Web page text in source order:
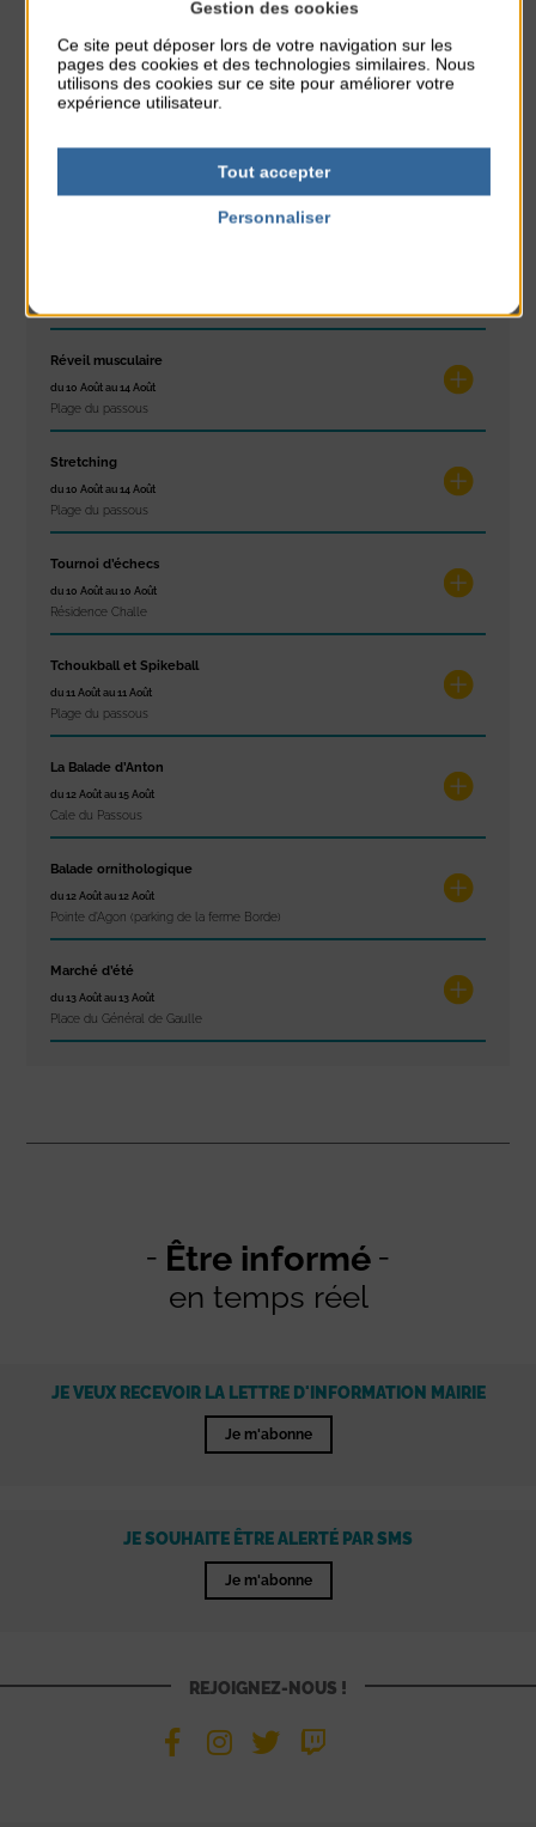
Glisse & Environnement
du 9 Août au 9 Août
Place du Général de Gaulle
Réveil musculaire
du 10 Août au 14 Août
Plage du passous
Stretching
du 10 Août au 14 Août
Plage du passous
Tournoi d’échecs
du 10 Août au 10 Août
Résidence Challe
Tchoukball et Spikeball
du 11 Août au 11 Août
Plage du passous
La Balade d’Anton
du 12 Août au 15 Août
Cale du Passous
Balade ornithologique
du 12 Août au 12 Août
Pointe d'Agon (parking de la ferme Borde)
Marché d’été
du 13 Août au 13 Août
Place du Général de Gaulle
Être informé
en temps réel
JE VEUX RECEVOIR LA LETTRE D'INFORMATION MAIRIE
Je m'abonne
JE SOUHAITE ÊTRE ALERTÉ PAR SMS
Je m'abonne
REJOIGNEZ-NOUS !
Gestion des cookies
Ce site peut déposer lors de votre navigation sur les
pages des cookies et des technologies similaires. Nous
utilisons des cookies sur ce site pour améliorer votre
expérience utilisateur.
Tout accepter
Personnaliser